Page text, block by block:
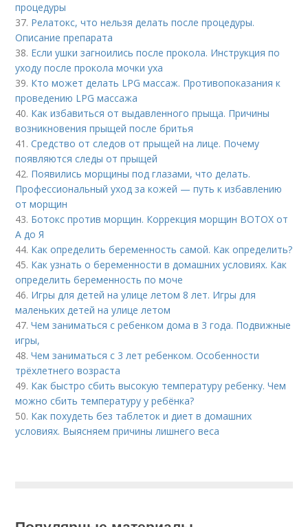
процедуры
37. Релатокс, что нельзя делать после процедуры.
Описание препарата
38. Если ушки загноились после прокола. Инструкция по
уходу после прокола мочки уха
39. Кто может делать LPG массаж. Противопоказания к
проведению LPG массажа
40. Как избавиться от выдавленного прыща. Причины
возникновения прыщей после бритья
41.Средство от следов от прыщей на лице. Почему
появляются следы от прыщей
42. Появились морщины под глазами, что делать.
Профессиональный уход за кожей — путь к избавлению
от морщин
43. Ботокс против морщин. Коррекция морщин BOTOX от
А до Я
44. Как определить беременность самой. Как определить?
45. Как узнать о беременности в домашних условиях. Как
определить беременность по моче
46. Игры для детей на улице летом 8 лет. Игры для
маленьких детей на улице летом
47.Чем заниматься с ребенком дома в 3 года. Подвижные
игры,
48.Чем заниматься с 3 лет ребенком. Особенности
трёхлетнего возраста
49. Как быстро сбить высокую температуру ребенку. Чем
можно сбить температуру у ребёнка?
50. Как похудеть без таблеток и диет в домашних
условиях. Выясняем причины лишнего веса